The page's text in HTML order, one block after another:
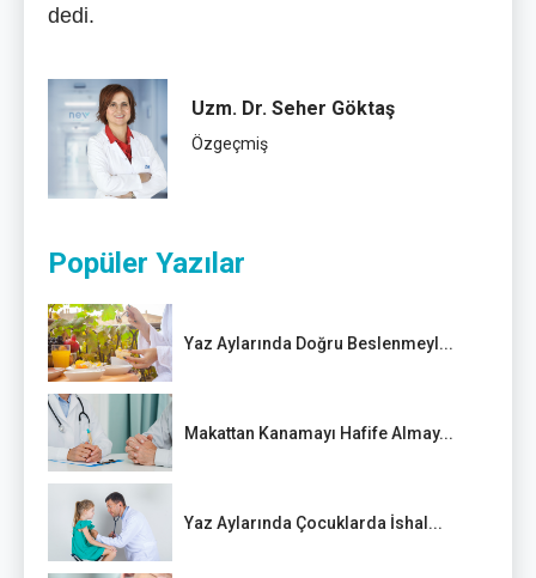
dedi.
Uzm. Dr. Seher Göktaş
Özgeçmiş
Popüler Yazılar
Yaz Aylarında Doğru Beslenmeyl...
Makattan Kanamayı Hafife Almay...
Yaz Aylarında Çocuklarda İshal...